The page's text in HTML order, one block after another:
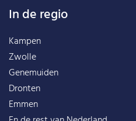
In de regio
Kampen
Zwolle
Genemuiden
Dronten
Emmen